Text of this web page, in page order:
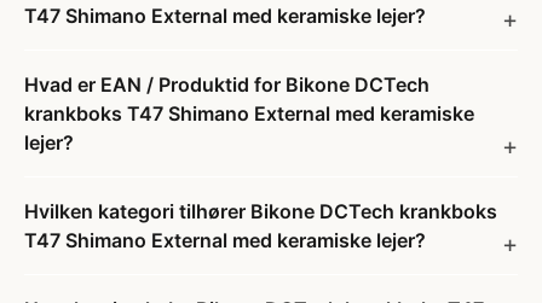
T47 Shimano External med keramiske lejer?
Hvad er EAN / Produktid for Bikone DCTech
krankboks T47 Shimano External med keramiske
lejer?
Hvilken kategori tilhører Bikone DCTech krankboks
T47 Shimano External med keramiske lejer?